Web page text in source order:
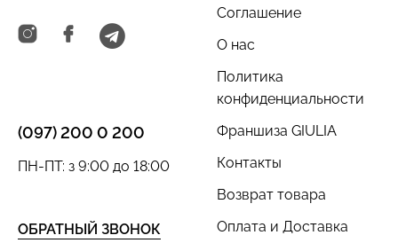
Соглашение
О нас
Политика
конфиденциальности
Франшиза GIULIA
Контакты
Возврат товара
Оплата и Доставка
(097) 200 0 200
ОБРАТНЫЙ ЗВОНОК
ПН-ПТ: з 9:00 до 18:00
Бесшовный топ на тонких
бретелях CAMI TOP
(белый) Giulia
399 грн.
Бесшовный топ с легкой
SHAPEWEAR nude
(бежевый) Giulia
489 грн.
699 грн.